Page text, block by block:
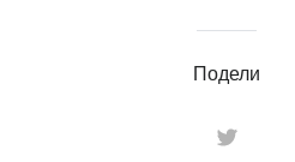
Подели